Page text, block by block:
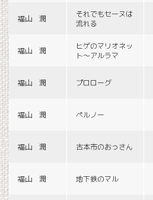
福山 潤
それでもセーヌは
流れる
福山 潤
ヒゲのマリオネッ
ト〜アルラマ
福山 潤 プロローグ
福山 潤 ペルノー
福山 潤 古本市のおっさん
福山 潤 地下鉄のマル